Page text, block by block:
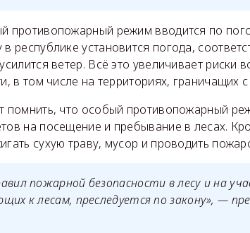
противопожарный режим вводится по
республике установится погода,
ветер. Всё это увеличивает риски
в том числе на территориях, граничащих
помнить, что особый противопожарный
на посещение и пребывание в лесах.
сухую траву, мусор и проводить
пожарной безопасности в лесу и на
к лесам, преследуется по закону», —